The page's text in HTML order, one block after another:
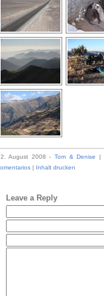
August 2008 -Tom & Denise |
| Inhalt drucken
Leave a Reply